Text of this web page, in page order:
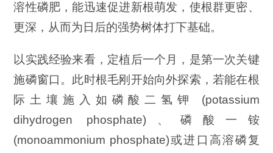
溶性磷肥，能迅速促进新根萌发，使根群更密、
更深，从而为日后的强势树体打下基础。
以实践经验来看，定植后一个月，是第一次关键
施磷窗口。此时根毛刚开始向外探索，若能在根
际土壤施入如磷酸二氢钾 (potassium
dihydrogen phosphate)、磷酸一铵
(monoammonium phosphate)或进口高溶磷复